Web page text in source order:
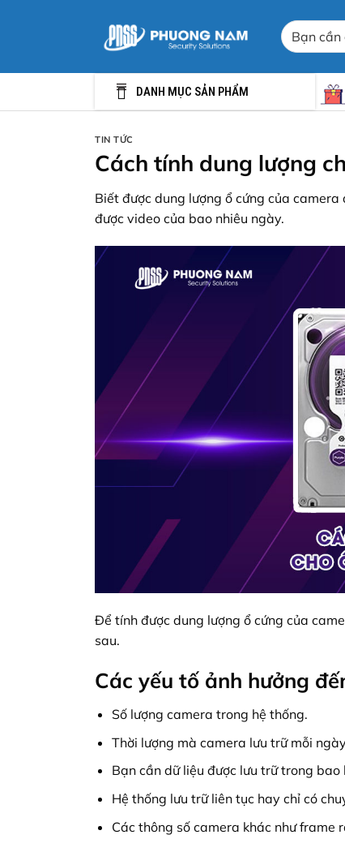
dung
Tìm
kiếm:
DANH MỤC SẢN PHẨM
TIN TỨC
Cách tính dung lượng
Biết được dung lượng ổ cứng của
được video của bao nhiêu ngày.
Để tính được dung lượng ổ cứng của
sau.
Các yếu tố ảnh hưởng
Số lượng camera trong hệ thống.
Thời lượng mà camera lưu trữ mỗi
Bạn cần dữ liệu được lưu trữ trong bao
Hệ thống lưu trữ liên tục hay chỉ có
Các thông số camera khác như frame